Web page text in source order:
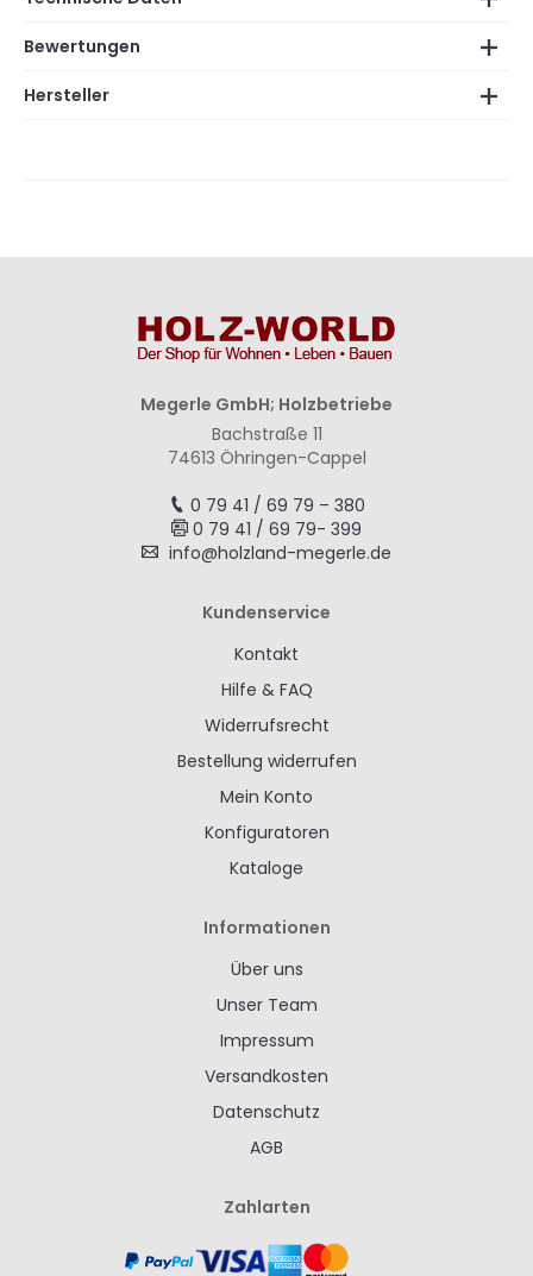
Bewertungen
Hersteller
Megerle GmbH; Holzbetriebe
Bachstraße 11
74613 Öhringen-Cappel
0 79 41 / 69 79 – 380
0 79 41 / 69 79- 399
info@holzland-megerle.de
Kundenservice
Kontakt
Hilfe & FAQ
Widerrufsrecht
Bestellung widerrufen
Mein Konto
Konfiguratoren
Kataloge
Informationen
Über uns
Unser Team
Impressum
Versandkosten
Datenschutz
AGB
Zahlarten